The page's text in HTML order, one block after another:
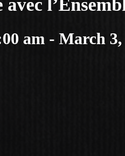
avec
am - March 3,